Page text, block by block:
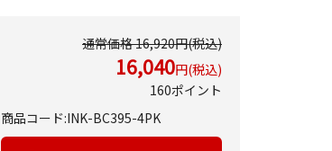
通常価格 16,920円(税込)
16,040円(税込)
160ポイント
商品コード:INK-BC395-4PK